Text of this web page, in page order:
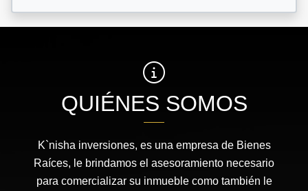
QUIÉNES SOMOS
K`nisha inversiones, es una empresa de Bienes
Raíces, le brindamos el asesoramiento necesario
para comercializar su inmueble como también le